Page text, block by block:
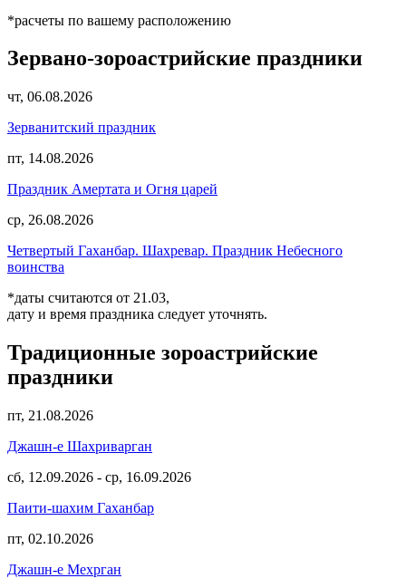
*расчеты по вашему расположению
Зервано-зороастрийские праздники
чт, 06.08.2026
Зерванитский праздник
пт, 14.08.2026
Праздник Амертата и Огня царей
ср, 26.08.2026
Четвертый Гаханбар. Шахревар. Праздник Небесного
воинства
*даты считаются от 21.03,
дату и время праздника следует уточнять.
Традиционные зороастрийские
праздники
пт, 21.08.2026
Джашн-е Шахриварган
сб, 12.09.2026 - ср, 16.09.2026
Паити-шахим Гаханбар
пт, 02.10.2026
Джашн-е Мехрган